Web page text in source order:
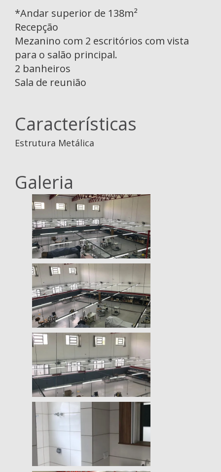
*Andar superior de 138m²
Recepção
Mezanino com 2 escritórios com vista
para o salão principal.
2 banheiros
Sala de reunião
Características
Estrutura Metálica
Galeria